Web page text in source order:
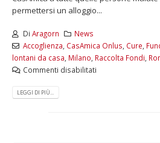
permettersi un alloggio...
Di Aragorn
News
Accoglienza, CasAmica Onlus, Cure,
lontani da casa, Milano, Raccolta Fondi,
Commenti disabilitati
LEGGI DI PIÙ...